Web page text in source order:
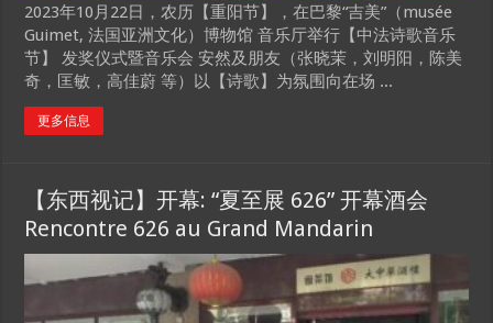
2023年10月22日，农历【重阳节】，在巴黎“吉美”（musée
Guimet, 法国亚洲文化）博物馆 音乐厅举行【中法诗歌音乐
节】 发奖仪式暨音乐会 安然及朋友（张晓茉，刘明阳，陈美
奇，匡敏，高佳蔚 等）以【诗歌】为氛围向在场 ...
更多信息
【东西视记】开幕: “夏至展 626” 开幕酒会
Rencontre 626 au Grand Mandarin